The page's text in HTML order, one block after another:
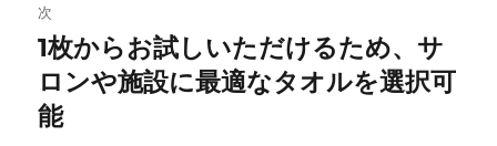
ー
シ
ョ
次
次
の
投
1枚からお試しいただけるため、サ
ロンや施設に最適なタオルを選択可
能